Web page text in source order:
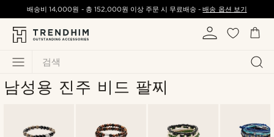
검색
배송비14,000원 - 총 152,000원 이상 주문 시 무료배송 -배송 옵션 보기
남성용 진주 비드 팔찌